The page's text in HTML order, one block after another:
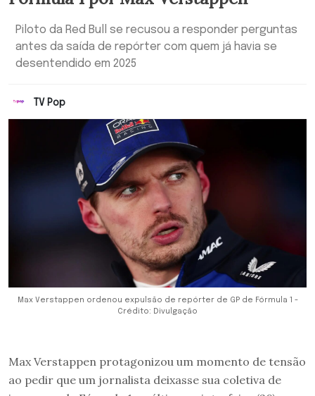
Piloto da Red Bull se recusou a responder perguntas
antes da saída de repórter com quem já havia se
desentendido em 2025
TV Pop
Max Verstappen ordenou expulsão de repórter de GP de Fórmula 1 -
Crédito: Divulgação
Max Verstappen protagonizou um momento de tensão
ao pedir que um jornalista deixasse sua coletiva de